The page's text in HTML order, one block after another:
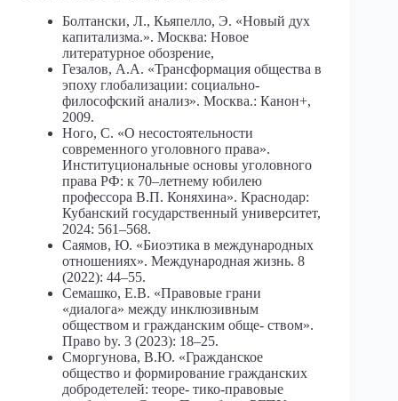
Болтански, Л., Кьяпелло, Э. «Новый дух
капитализма.». Москва: Новое
литературное обозрение,
Гезалов, А.А. «Трансформация общества в
эпоху глобализации: социально-
философский анализ». Москва.: Канон+,
2009.
Ного, С. «О несостоятельности
современного уголовного права».
Институциональные основы уголовного
права РФ: к 70–летнему юбилею
профессора В.П. Коняхина». Краснодар:
Кубанский государственный университет,
2024: 561–568.
Саямов, Ю. «Биоэтика в международных
отношениях». Международная жизнь. 8
(2022): 44–55.
Семашко, Е.В. «Правовые грани
«диалога» между инклюзивным
обществом и гражданским обще- ством».
Право by. 3 (2023): 18–25.
Сморгунова, В.Ю. «Гражданское
общество и формирование гражданских
добродетелей: теоре- тико-правовые